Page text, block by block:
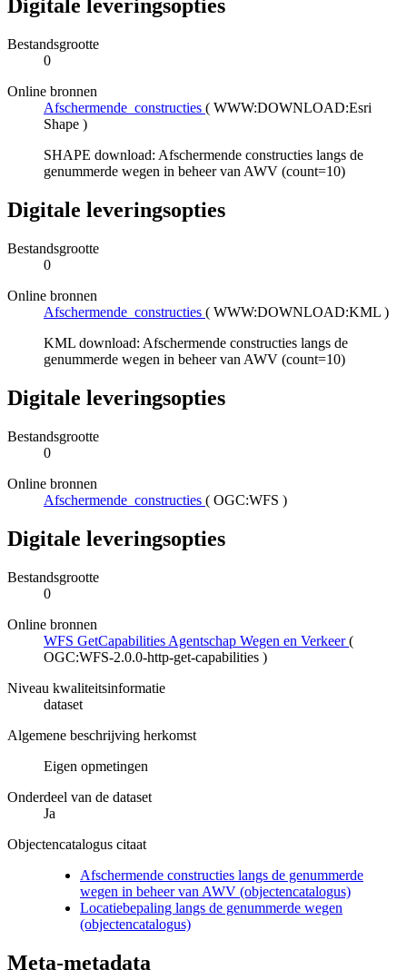
Digitale leveringsopties
Bestandsgrootte
0
Online bronnen
Afschermende_constructies ( WWW:DOWNLOAD:Esri
Shape )
SHAPE download: Afschermende constructies langs de
genummerde wegen in beheer van AWV (count=10)
Digitale leveringsopties
Bestandsgrootte
0
Online bronnen
Afschermende_constructies ( WWW:DOWNLOAD:KML )
KML download: Afschermende constructies langs de
genummerde wegen in beheer van AWV (count=10)
Digitale leveringsopties
Bestandsgrootte
0
Online bronnen
Afschermende_constructies ( OGC:WFS )
Digitale leveringsopties
Bestandsgrootte
0
Online bronnen
WFS GetCapabilities Agentschap Wegen en Verkeer (
OGC:WFS-2.0.0-http-get-capabilities )
Niveau kwaliteitsinformatie
dataset
Algemene beschrijving herkomst
Eigen opmetingen
Onderdeel van de dataset
Ja
Objectencatalogus citaat
Afschermende constructies langs de genummerde
wegen in beheer van AWV (objectencatalogus)
Locatiebepaling langs de genummerde wegen
(objectencatalogus)
Meta-metadata